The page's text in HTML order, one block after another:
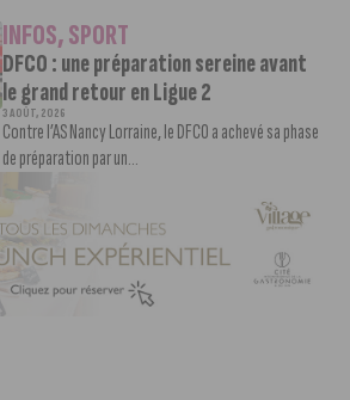
INFOS,SPORT
DFCO : une préparation sereine avant
le grand retour en Ligue 2
3 AOÛT, 2026
Contre l’AS Nancy Lorraine, le DFCO a achevé sa phase
de préparation par un...